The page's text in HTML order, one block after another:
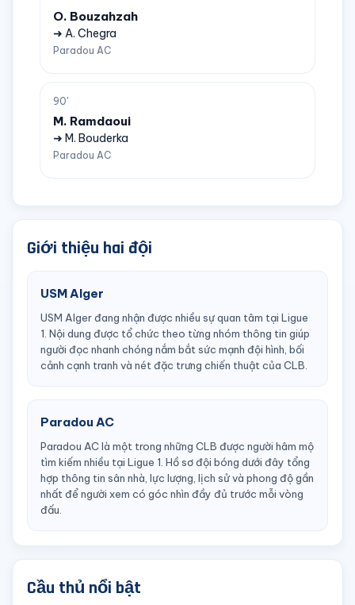
O. Bouzahzah
➜ A. Chegra
Paradou AC
90'
M. Ramdaoui
➜ M. Bouderka
Paradou AC
Giới thiệu hai đội
USM Alger
USM Alger đang nhận được nhiều sự quan tâm tại Ligue
1. Nội dung được tổ chức theo từng nhóm thông tin giúp
người đọc nhanh chóng nắm bắt sức mạnh đội hình, bối
cảnh cạnh tranh và nét đặc trưng chiến thuật của CLB.
Paradou AC
Paradou AC là một trong những CLB được người hâm mộ
tìm kiếm nhiều tại Ligue 1. Hồ sơ đội bóng dưới đây tổng
hợp thông tin sân nhà, lực lượng, lịch sử và phong độ gần
nhất để người xem có góc nhìn đầy đủ trước mỗi vòng
đấu.
Cầu thủ nổi bật